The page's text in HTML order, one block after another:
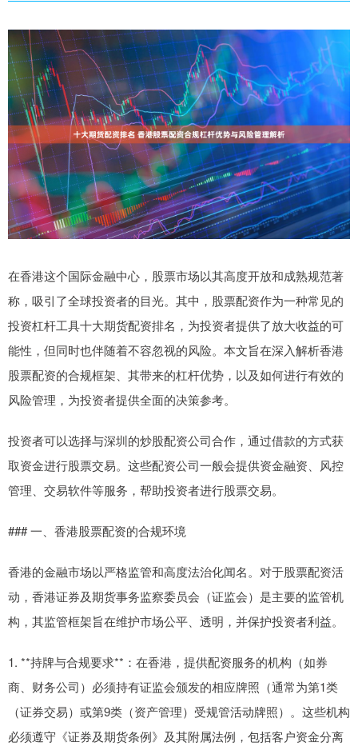
在香港这个国际金融中心，股票市场以其高度开放和成熟规范著
称，吸引了全球投资者的目光。其中，股票配资作为一种常见的
投资杠杆工具十大期货配资排名，为投资者提供了放大收益的可
能性，但同时也伴随着不容忽视的风险。本文旨在深入解析香港
股票配资的合规框架、其带来的杠杆优势，以及如何进行有效的
风险管理，为投资者提供全面的决策参考。
投资者可以选择与深圳的炒股配资公司合作，通过借款的方式获
取资金进行股票交易。这些配资公司一般会提供资金融资、风控
管理、交易软件等服务，帮助投资者进行股票交易。
### 一、香港股票配资的合规环境
香港的金融市场以严格监管和高度法治化闻名。对于股票配资活
动，香港证券及期货事务监察委员会（证监会）是主要的监管机
构，其监管框架旨在维护市场公平、透明，并保护投资者利益。
1. **持牌与合规要求**：在香港，提供配资服务的机构（如券
商、财务公司）必须持有证监会颁发的相应牌照（通常为第1类
（证券交易）或第9类（资产管理）受规管活动牌照）。这些机构
必须遵守《证券及期货条例》及其附属法例，包括客户资金分离